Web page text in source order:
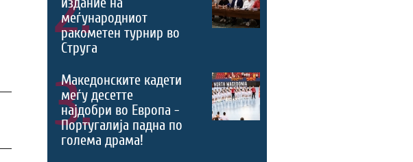
меѓународниот
ракометен турнир во
Струга
3.
Македонските кадети
меѓу десетте
најдобри во Европа -
Португалија падна по
голема драма!